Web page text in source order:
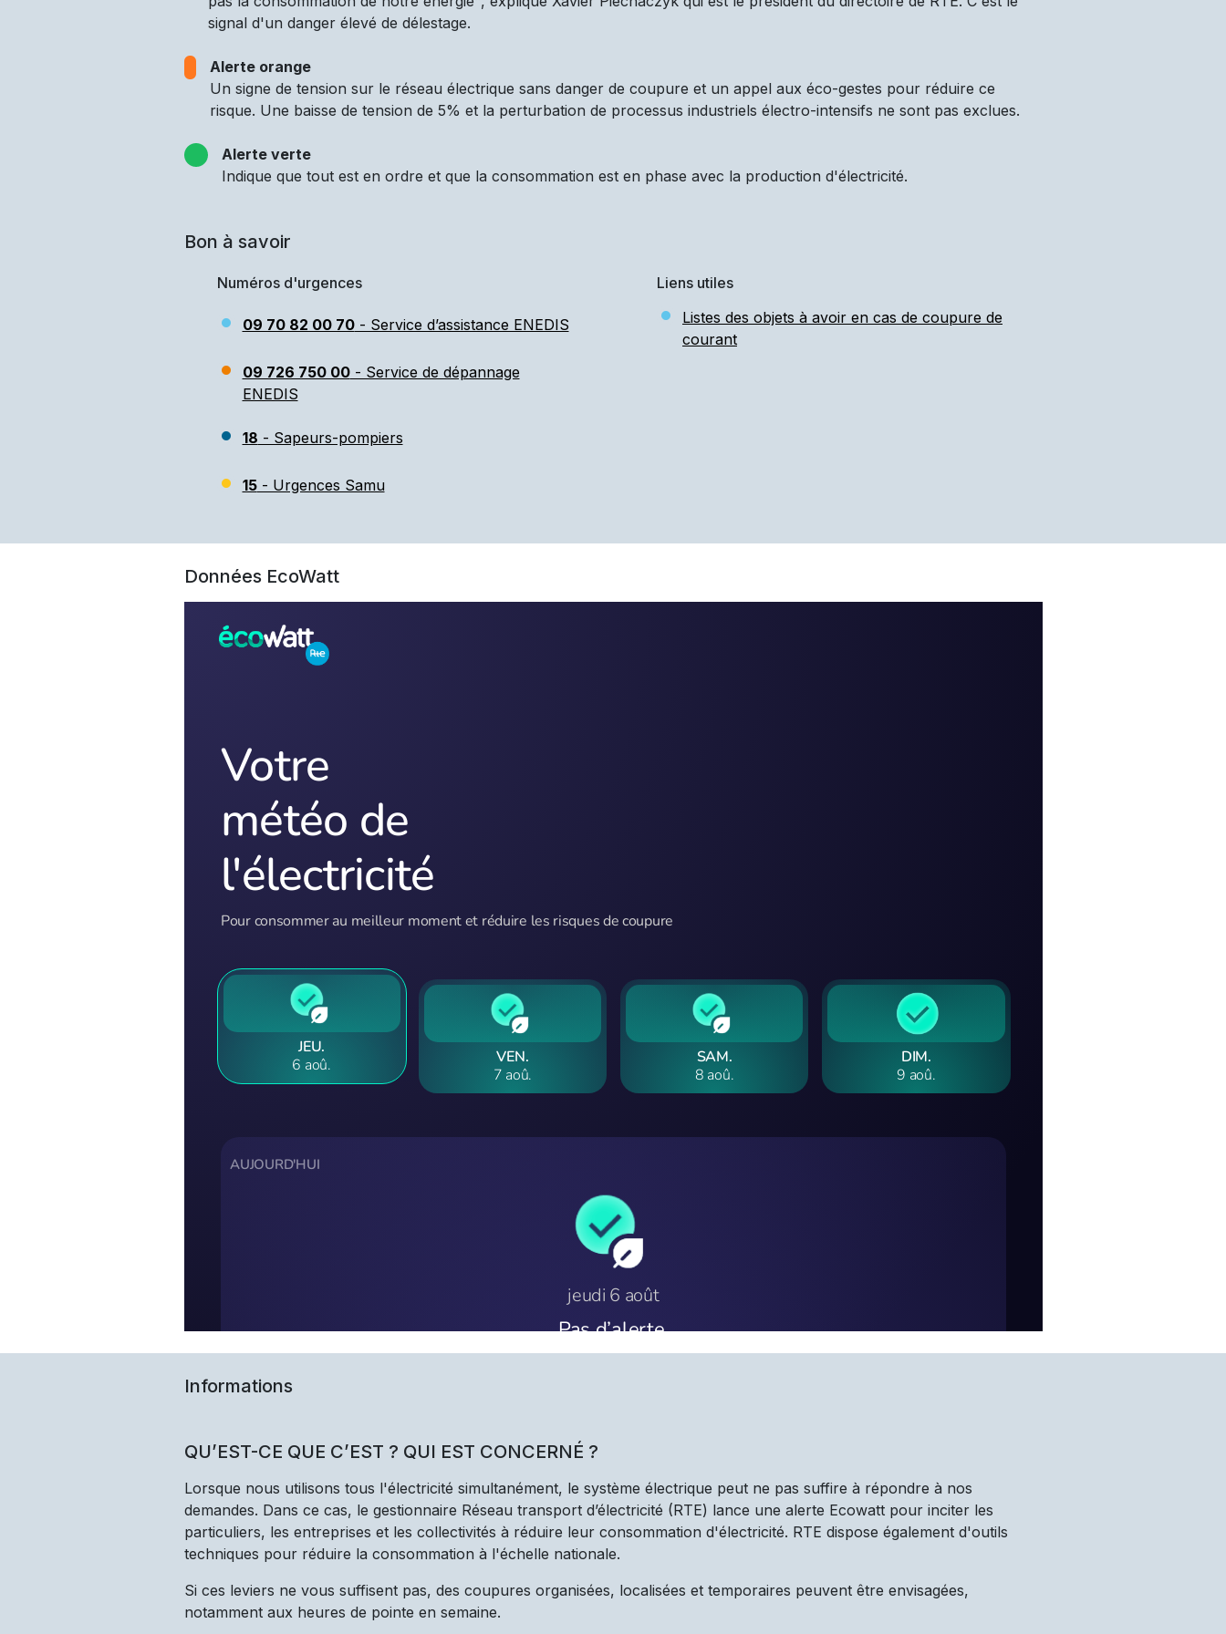
signal d'un danger élevé de délestage.
Alerte orange
Un signe de tension sur le réseau électrique sans danger de coupure et un appel aux éco-gestes pour réduire ce
risque. Une baisse de tension de 5% et la perturbation de processus industriels électro-intensifs ne sont pas exclues.
Alerte verte
Indique que tout est en ordre et que la consommation est en phase avec la production d'électricité.
Bon à savoir
Numéros d'urgences
09 70 82 00 70- Service d’assistance ENEDIS
09 726 750 00- Service de dépannage
ENEDIS
18 - Sapeurs-pompiers
15- Urgences Samu
Liens utiles
Listes des objets à avoir en cas de coupure de
courant
Données EcoWatt
Informations
QU’EST-CE QUE C’EST ? QUI EST CONCERNÉ ?
Lorsque nous utilisons tous l'électricité simultanément, le système électrique peut ne pas suffire à répondre à nos
demandes. Dans ce cas, le gestionnaire Réseau transport d’électricité (RTE) lance une alerte Ecowatt pour inciter les
particuliers, les entreprises et les collectivités à réduire leur consommation d'électricité. RTE dispose également d'outils
techniques pour réduire la consommation à l'échelle nationale.
Si ces leviers ne vous suffisent pas, des coupures organisées, localisées et temporaires peuvent être envisagées,
notamment aux heures de pointe en semaine.